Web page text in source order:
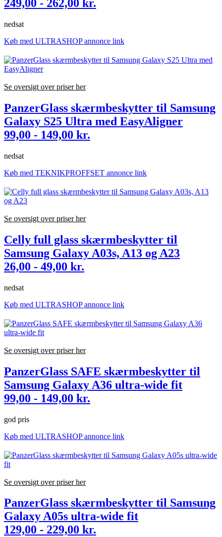
249,00 - 262,00 kr.
nedsat
Køb med ULTRASHOP annonce link
Se oversigt over priser her
PanzerGlass skærmbeskytter til Samsung
Galaxy S25 Ultra med EasyAligner
99,00 - 149,00 kr.
nedsat
Køb med TEKNIKPROFFSET annonce link
Se oversigt over priser her
Celly full glass skærmbeskytter til
Samsung Galaxy A03s, A13 og A23
26,00 - 49,00 kr.
nedsat
Køb med ULTRASHOP annonce link
Se oversigt over priser her
PanzerGlass SAFE skærmbeskytter til
Samsung Galaxy A36 ultra-wide fit
99,00 - 149,00 kr.
god pris
Køb med ULTRASHOP annonce link
Se oversigt over priser her
PanzerGlass skærmbeskytter til Samsung
Galaxy A05s ultra-wide fit
129,00 - 229,00 kr.